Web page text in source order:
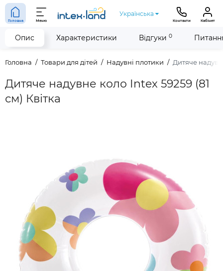
Головна Меню
Українська
Контакти Кабінет
Головна Товари для дітей Надувні плотики Дитяче
Дитяче надувне коло Intex 59259 (81
см) Квітка
Опис Характеристики Відгуки 0